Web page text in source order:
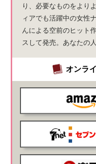
り、必要なものをより
ィアでも活躍中の女性
んによる空前のヒット
スして発売。あなたの
オンラ